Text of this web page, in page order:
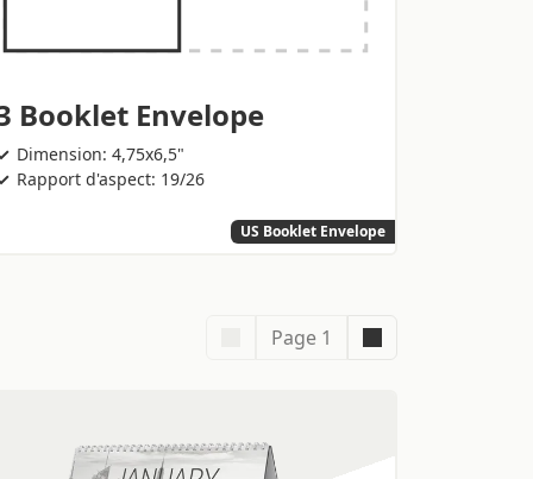
Booklet Envelope
Dimension: 4,75x6,5"
Rapport d'aspect: 19/26
US Booklet Envelope
Page 1